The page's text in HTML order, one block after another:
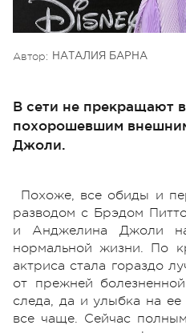
Автор: НАТАЛИЯ БАРНА
В сети не прекращают
похорошевшим
Джоли.
Похоже, все обиды и
разводом с Брэдом
и Анджелина Джоли
нормальной жизни. По
актриса стала гораздо
от прежней
следа, да и улыбка на ее
все чаще. Сейчас